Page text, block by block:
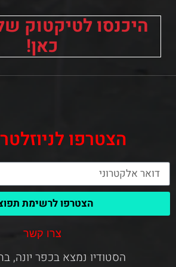
היכנסו לטיקטוק
כאן!
הצטרפו
הצטרפו לרשימת
צרו קשר
הסטודיו נמצא בכפר יונה,